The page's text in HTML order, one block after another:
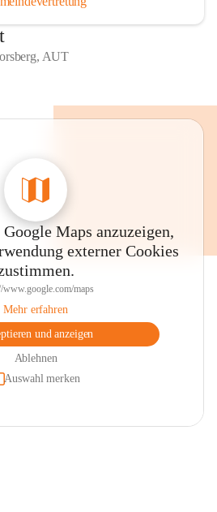
AUT
Maps anzuzeigen,
externer Cookies
www.google.com/maps
Mehr erfahren
und anzeigen
Ablehnen
Auswahl merken